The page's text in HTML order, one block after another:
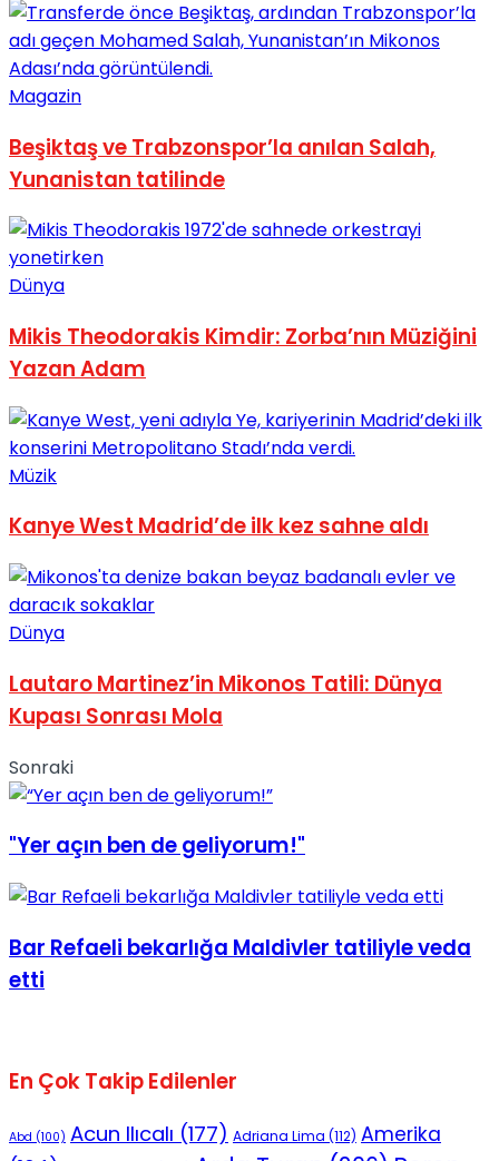
No Result
View All Result
Magazin
Beşiktaş ve Trabzonspor’la anılan Salah,
Yunanistan tatilinde
Dünya
Mikis Theodorakis Kimdir: Zorba’nın Müziğini
Yazan Adam
Müzik
Kanye West Madrid’de ilk kez sahne aldı
Dünya
Lautaro Martinez’in Mikonos Tatili: Dünya
Kupası Sonrası Mola
Sonraki
"Yer açın ben de geliyorum!"
Bar Refaeli bekarlığa Maldivler tatiliyle veda
etti
En Çok Takip Edilenler
Abd (100) Acun Ilıcalı (177) Adriana Lima (112) Amerika